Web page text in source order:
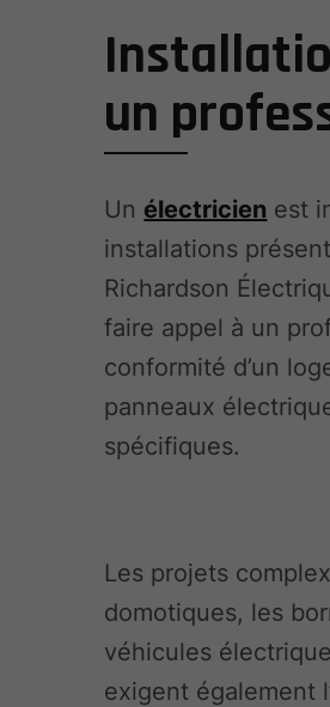
un
Un électricien est
installations
Richardson
faire appel à un
conformité d’un
panneaux
spécifiques.
Les projets
domotiques, les
véhicules
exigent également